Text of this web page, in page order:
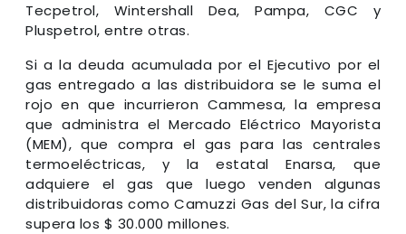
Tecpetrol, Wintershall Dea, Pampa, CGC y
Pluspetrol, entre otras.
Si a la deuda acumulada por el Ejecutivo por el
gas entregado a las distribuidora se le suma el
rojo en que incurrieron Cammesa, la empresa
que administra el Mercado Eléctrico Mayorista
(MEM), que compra el gas para las centrales
termoeléctricas, y la estatal Enarsa, que
adquiere el gas que luego venden algunas
distribuidoras como Camuzzi Gas del Sur, la cifra
supera los $ 30.000 millones.